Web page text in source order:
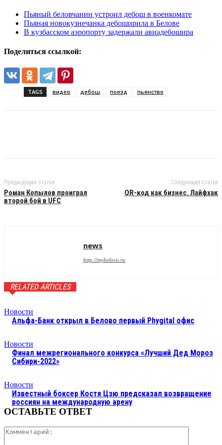
Пьяный беловчанин устроил дебош в военкомате
Пьяная новокузнечанка дебоширила в Белове
В кузбасском аэропорту задержали авиадебошира
Поделиться ссылкой:
TAGS видео дебош поезд пьянство
Предыдущая статья
Роман Копылов проиграл
второй бой в UFC
Следующая статья
QR-код как бизнес. Лайфхак
news
http://mybelovo.ru
RELATED ARTICLES
Новости
Альфа-Банк открыл в Белово первый Phygital офис
Новости
Финал межрегионального конкурса «Лучший Дед Мороз
Сибири-2022»
Новости
Известный боксер Костя Цзю предсказал возвращение
россиян на международную арену
ОСТАВЬТЕ ОТВЕТ